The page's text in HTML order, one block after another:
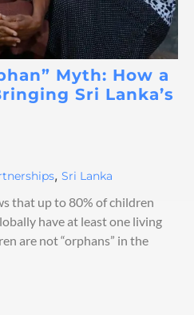
Myth: How a
Sri Lanka’s
, Sri Lanka
that up to 80% of children
have at least one living
are not “orphans” in the